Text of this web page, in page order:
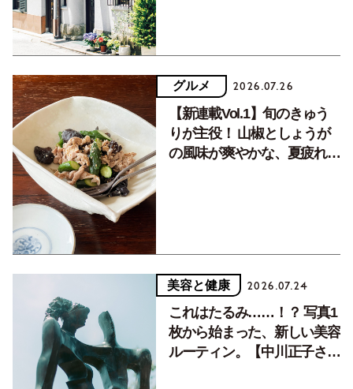
グルメ 2026.07.26
【新連載Vol.1】旬のきゅう
りが主役！ 山椒としょうが
の風味が爽やかな、夏疲れを
美容と健康 2026.07.24
これはたるみ……！？ 写真1
枚から始まった、新しい美容
ルーティン。【中川正子さん